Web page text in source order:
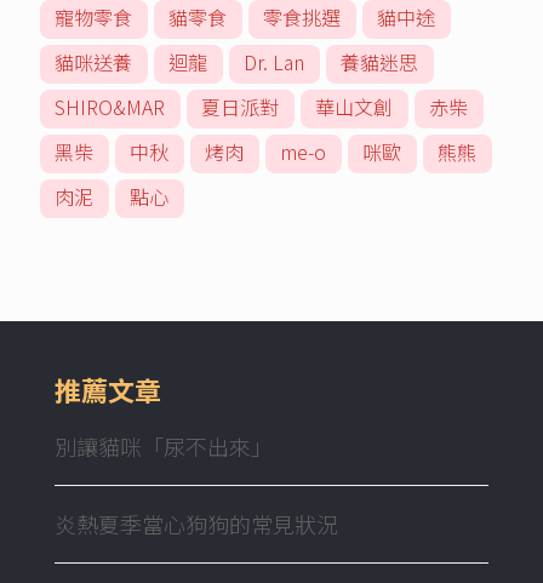
寵物零食 貓零食 零食挑選
貓中途
貓咪送養
迴龍 Dr. Lan
養貓迷思
SHIRO&MAR
夏日派對 華山文創
赤柴
黑柴
中秋 烤肉 me-o 咪歐
熊熊
肉泥
點心
推薦文章
別讓貓咪「尿不出來」
炎熱夏季當心狗狗的常見狀況